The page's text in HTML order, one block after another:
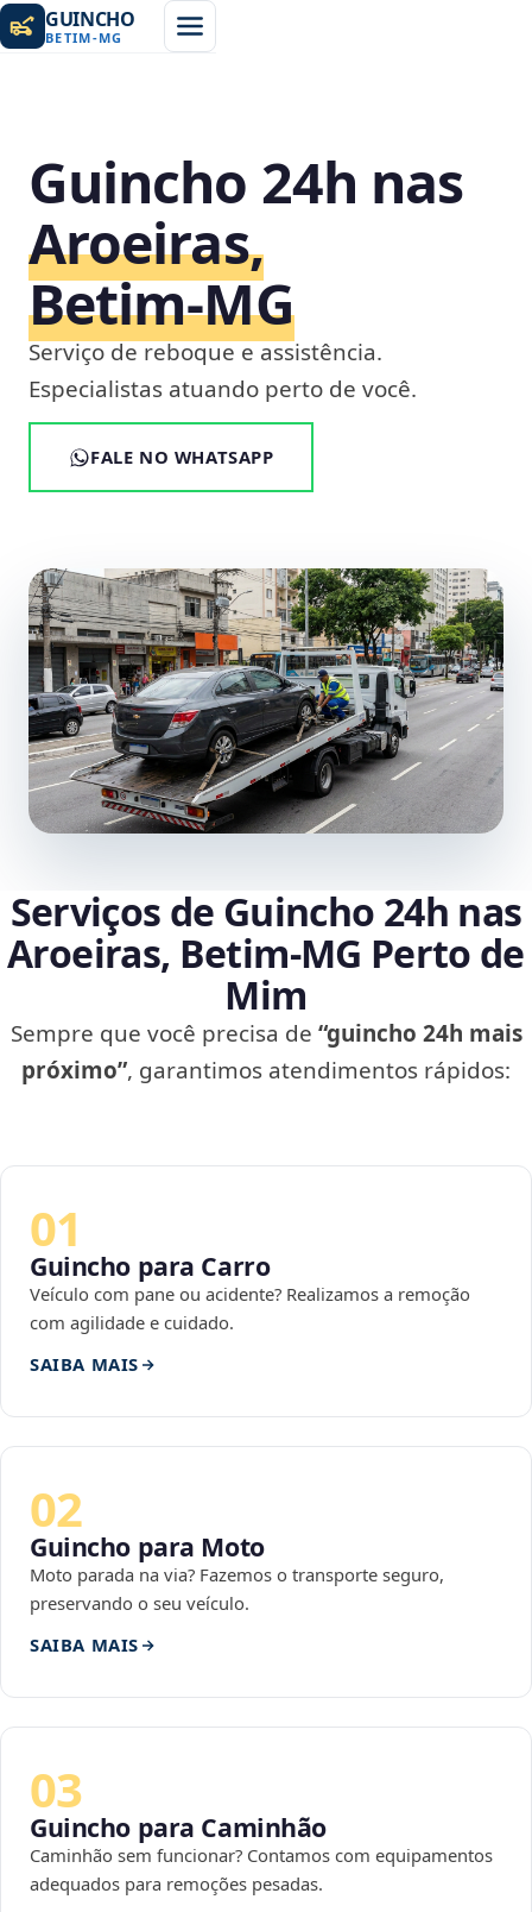
GUINCHO
BETIM-MG
Guincho 24h nas
Aroeiras,
Betim‑MG
Serviço de reboque e assistência.
Especialistas atuando perto de você.
FALE NO WHATSAPP
Serviços de Guincho 24h nas
Aroeiras, Betim‑MG Perto de
Mim
Sempre que você precisa de “guincho 24h mais
próximo”, garantimos atendimentos rápidos:
01
Guincho para Carro
Veículo com pane ou acidente? Realizamos a remoção
com agilidade e cuidado.
SAIBA MAIS
02
Guincho para Moto
Moto parada na via? Fazemos o transporte seguro,
preservando o seu veículo.
SAIBA MAIS
03
Guincho para Caminhão
Caminhão sem funcionar? Contamos com equipamentos
adequados para remoções pesadas.